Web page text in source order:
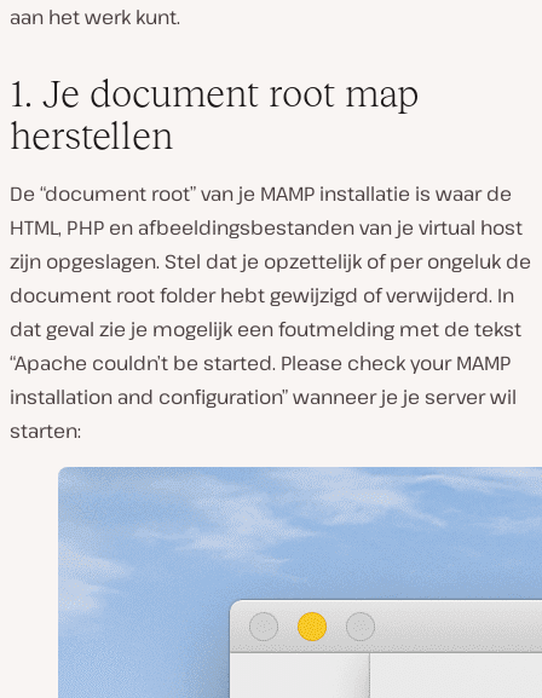
aan het werk kunt.
1. Je document root map
herstellen
De “document root” van je MAMP installatie is waar de
HTML, PHP en afbeeldingsbestanden van je virtual host
zijn opgeslagen. Stel dat je opzettelijk of per ongeluk de
document root folder hebt gewijzigd of verwijderd. In
dat geval zie je mogelijk een foutmelding met de tekst
“Apache couldn’t be started. Please check your MAMP
installation and configuration” wanneer je je server wil
starten: